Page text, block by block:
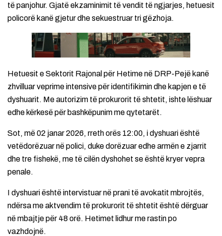
të panjohur. Gjatë ekzaminimit të vendit të ngjarjes, hetuesit
policorë kanë gjetur dhe sekuestruar tri gëzhoja.
Hetuesit e Sektorit Rajonal për Hetime në DRP-Pejë kanë
zhvilluar veprime intensive për identifikimin dhe kapjen e të
dyshuarit. Me autorizim të prokurorit të shtetit, ishte lëshuar
edhe kërkesë për bashkëpunim me qytetarët.
Sot, më 02 janar 2026, rreth orës 12:00, i dyshuari është
vetëdorëzuar në polici, duke dorëzuar edhe armën e zjarrit
dhe tre fishekë, me të cilën dyshohet se është kryer vepra
penale.
I dyshuari është intervistuar në prani të avokatit mbrojtës,
ndërsa me aktvendim të prokurorit të shtetit është dërguar
në mbajtje për 48 orë. Hetimet lidhur me rastin po
vazhdojnë.